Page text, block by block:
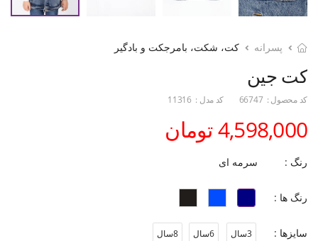
پسرانه کت، شکت، بامرجکت و بادگیر
کت جین
کد محصول : 66747 کد مدل : 11316
4,598,000 تومان
رنگ : سرمه ای
رنگ ها :
سایزها : 3سال 6سال 8سال